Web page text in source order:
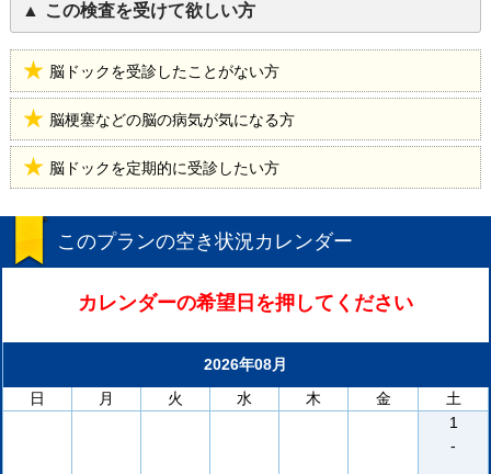
この検査を受けて欲しい方
脳ドックを受診したことがない方
脳梗塞などの脳の病気が気になる方
脳ドックを定期的に受診したい方
このプランの空き状況カレンダー
カレンダーの希望日を押してください
2026年08月
日
月 火 水 木 金
土
1
-